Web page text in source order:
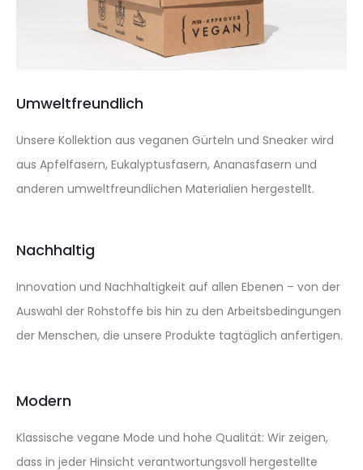
Umweltfreundlich
Unsere Kollektion aus veganen Gürteln und Sneaker wird
aus Apfelfasern, Eukalyptusfasern, Ananasfasern und
anderen umweltfreundlichen Materialien hergestellt.
Nachhaltig
Innovation und Nachhaltigkeit auf allen Ebenen – von der
Auswahl der Rohstoffe bis hin zu den Arbeitsbedingungen
der Menschen, die unsere Produkte tagtäglich anfertigen.
Modern
Klassische vegane Mode und hohe Qualität: Wir zeigen,
dass in jeder Hinsicht verantwortungsvoll hergestellte